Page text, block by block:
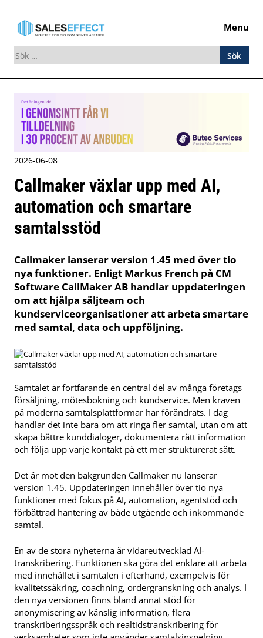
Menu
Sök
efter:
Skip
to
content
2026-06-08
Callmaker växlar upp med AI,
automation och smartare
samtalsstöd
Callmaker lanserar version 1.45 med över tio
nya funktioner. Enligt Markus French på CM
Software CallMaker AB handlar uppdateringen
om att hjälpa säljteam och
kundserviceorganisationer att arbeta smartare
med samtal, data och uppföljning.
Samtalet är fortfarande en central del av många företags
försäljning, mötesbokning och kundservice. Men kraven
på moderna samtalsplattformar har förändrats. I dag
handlar det inte bara om att ringa fler samtal, utan om att
skapa bättre kunddialoger, dokumentera rätt information
och följa upp varje kontakt på ett mer strukturerat sätt.
Det är mot den bakgrunden Callmaker nu lanserar
version 1.45. Uppdateringen innehåller över tio nya
funktioner med fokus på AI, automation, agentstöd och
förbättrad hantering av både utgående och inkommande
samtal.
En av de stora nyheterna är vidareutvecklad AI-
transkribering. Funktionen ska göra det enklare att arbeta
med innehållet i samtalen i efterhand, exempelvis för
kvalitetssäkring, coachning, ordergranskning och analys. I
den nya versionen finns bland annat stöd för
anonymisering av känslig information, flera
transkriberingsspråk och realtidstranskribering för